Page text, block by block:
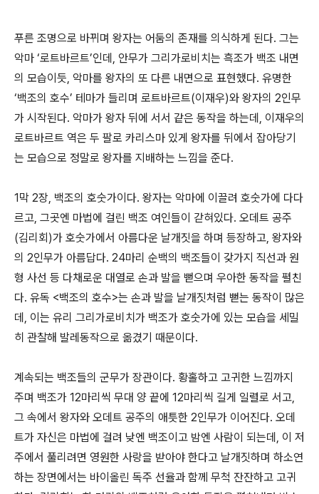
푸른 조명으로 바뀌며 왕자는 어둠의 존재를 의식하게 된다. 그는
악마 ‘로트바르트’인데, 안무가 그리가로비치는 흑조가 백조 내면
의 모습이듯, 악마를 왕자의 또 다른 내면으로 표현했다. 유명한
‘백조의 호수’ 테마가 들리며 로트바르트(이재우)와 왕자의 2인무
가 시작된다. 악마가 왕자 뒤에 서서 같은 동작을 하는데, 이재우의
로트바르트 역은 두 팔로 카리스마 있게 왕자를 뒤에서 잡아당기
는 모습으로 정말로 왕자를 지배하는 느낌을 준다.
1막 2장, 백조의 호숫가이다. 왕자는 악마에 이끌려 호숫가에 다다
르고, 그곳엔 마법에 걸린 백조 여인들이 갇혀있다. 오데트 공주
(김리회)가 호숫가에서 아름다운 날개짓을 하며 등장하고, 왕자와
의 2인무가 아름답다. 24마리 순백의 백조들이 갖가지 직선과 원
형 사선 등 다채로운 대열로 손과 발을 뻗으며 우아한 동작을 펼친
다. 유독 <백조의 호수>는 손과 발을 날개짓처럼 뻗는 동작이 많은
데, 이는 유리 그리가로비치가 백조가 호숫가에 있는 모습을 세밀
히 관찰해 발레동작으로 옮겼기 때문이다.
계속되는 백조들의 군무가 장관이다. 황홀하고 고귀한 느낌까지
주며 백조가 12마리씩 무대 양 끝에 12마리씩 길게 일렬로 서고,
그 속에서 왕자와 오데트 공주의 애틋한 2인무가 이어진다. 오데
트가 자신은 마법에 걸려 낮엔 백조이고 밤엔 사람이 되는데, 이 저
주에서 풀리려면 영원한 사랑을 받아야 한다고 날개짓하며 하소연
하는 장면에서는 바이올린 독주 선율과 함께 무척 잔잔하고 고귀